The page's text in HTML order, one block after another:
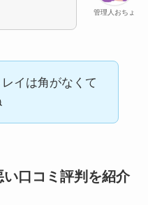
管理人おちょ
イは角がなくて
い口コミ評判を紹介